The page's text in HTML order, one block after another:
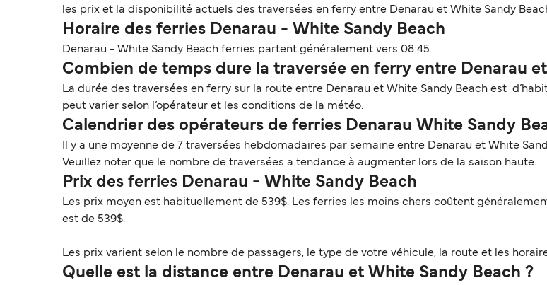
les prix et la disponibilité actuels des traversées en ferry entre Denarau et White Sandy
Horaire des ferries Denarau - White Sandy Beach
Denarau - White Sandy Beach ferries partent généralement vers 08:45.
Combien de temps dure la traversée en ferry entre Denarau
La durée des traversées en ferry sur la route entre Denarau et White Sandy Beach est
peut varier selon l’opérateur et les conditions de la météo.
Calendrier des opérateurs de ferries Denarau White Sandy
Il y a une moyenne de 7 traversées hebdomadaires par semaine entre Denarau et White
Veuillez noter que le nombre de traversées a tendance à augmenter lors de la saison haute.
Prix des ferries Denarau - White Sandy Beach
Les prix moyen est habituellement de 539$. Les ferries les moins chers coûtent
est de 539$.
Les prix varient selon le nombre de passagers, le type de votre véhicule, la route et les
Quelle est la distance entre Denarau et White Sandy Beach ?